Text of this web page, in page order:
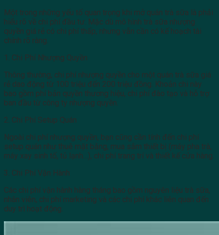
Một trong những yếu tố quan trọng khi mở quán trà sữa là phải
hiểu rõ về chi phí đầu tư. Mặc dù mô hình trà sữa nhượng
quyền giá rẻ có chi phí thấp, nhưng vẫn cần có kế hoạch tài
chính rõ ràng.
1. Chi Phí Nhượng Quyền
Thông thường, chi phí nhượng quyền cho một quán trà sữa giá
rẻ dao động từ 100 triệu đến 200 triệu đồng. Khoản chi này
bao gồm phí bản quyền thương hiệu, chi phí đào tạo và hỗ trợ
ban đầu từ công ty nhượng quyền.
2. Chi Phí Setup Quán
Ngoài chi phí nhượng quyền, bạn cũng cần tính đến chi phí
setup quán như thuê mặt bằng, mua sắm thiết bị (máy pha trà,
máy xay sinh tố, tủ lạnh…), chi phí trang trí và thiết kế cửa hàng.
3. Chi Phí Vận Hành
Các chi phí vận hành hàng tháng bao gồm nguyên liệu trà sữa,
nhân viên, chi phí marketing và các chi phí khác liên quan đến
duy trì hoạt động.